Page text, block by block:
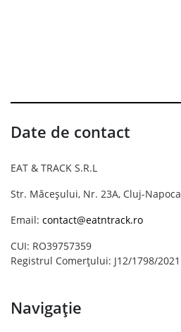
Date de contact
EAT & TRACK S.R.L
Str. Măceșului, Nr. 23A, Cluj-
Email: contact@eatntrack.ro
CUI: RO39757359
Registrul Comerțului: J12/1798/2021
Navigație